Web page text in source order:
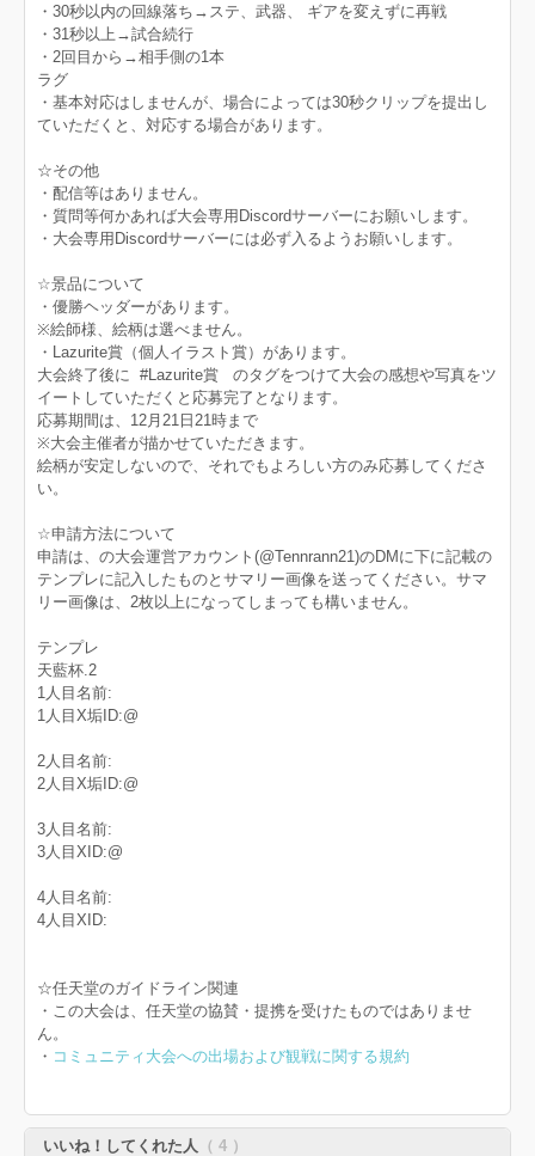
・30秒以内の回線落ち→ステ、武器、 ギアを変えずに再戦
・31秒以上→試合続行
・2回目から→相手側の1本
ラグ
・基本対応はしませんが、場合によっては30秒クリップを提出し
ていただくと、対応する場合があります。
☆その他
・配信等はありません。
・質問等何かあれば大会専用Discordサーバーにお願いします。
・大会専用Discordサーバーには必ず入るようお願いします。
☆景品について
・優勝ヘッダーがあります。
※絵師様、絵柄は選べません。
・Lazurite賞（個人イラスト賞）があります。
大会終了後に #Lazurite賞 のタグをつけて大会の感想や写真をツ
イートしていただくと応募完了となります。
応募期間は、12月21日21時まで
※大会主催者が描かせていただきます。
絵柄が安定しないので、それでもよろしい方のみ応募してくださ
い。
☆申請方法について
申請は、の大会運営アカウント(@Tennrann21)のDMに下に記載の
テンプレに記入したものとサマリー画像を送ってください。サマ
リー画像は、2枚以上になってしまっても構いません。
テンプレ
天藍杯.2
1人目名前:
1人目X垢ID:@
2人目名前:
2人目X垢ID:@
3人目名前:
3人目XID:@
4人目名前:
4人目XID:
☆任天堂のガイドライン関連
・この大会は、任天堂の協賛・提携を受けたものではありませ
ん。
・ コミュニティ大会への出場および観戦に関する規約
いいね！してくれた人 （ 4 ）